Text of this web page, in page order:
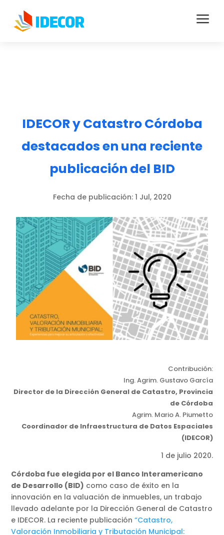
a
IDECOR y Catastro Córdoba
destacados en una reciente
publicación del BID
Fecha de publicación: 1 Jul, 2020
Contribución:
Ing. Agrim. Gustavo García
Director de la Dirección General de Catastro, Provincia
de Córdoba
Agrim. Mario A. Piumetto
Coordinador de Infraestructura de Datos Espaciales
(IDECOR)
1 de julio 2020.
Córdoba fue elegida por el Banco Interamericano
de Desarrollo (BID) como caso de éxito en la
innovación en la valuación de inmuebles, un trabajo
llevado adelante por la Dirección General de Catastro
e IDECOR. La reciente publicación“Catastro,
Valoración Inmobiliaria y Tributación Municipal: